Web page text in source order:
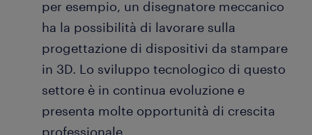
per esempio, un disegnatore meccanico
ha la possibilità di lavorare sulla
progettazione di dispositivi da stampare
in 3D. Lo sviluppo tecnologico di questo
settore è in continua evoluzione e
presenta molte opportunità di crescita
professionale.